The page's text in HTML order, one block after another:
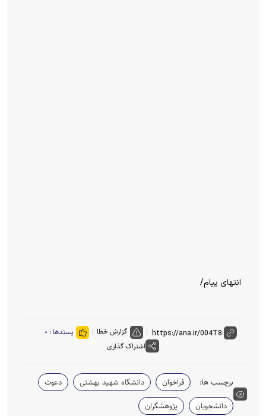
انتهای پیام/
گزارش خطا پسندها : ۰
اشتراک گذاری
برچسب ها: فراخوان دانشگاه شهید بهشتی
دعوت
دانشجویان
پژوهشگران